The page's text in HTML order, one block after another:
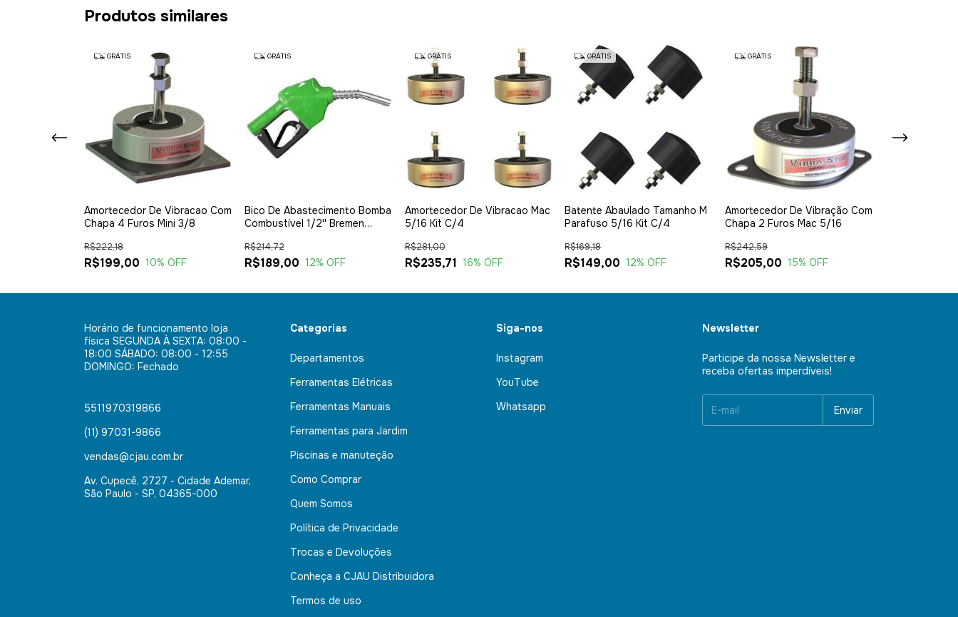
Produtos similares
GRÁTIS
Amortecedor De Vibracao Com
Chapa 4 Furos Mini 3/8
R$199,00
R$222,18
10% OFF
GRÁTIS
Bico De Abastecimento Bomba
Combustível 1/2'' Bremen
R$189,00
R$214,72
12% OFF
GRÁTIS
Amortecedor De Vibracao Mac
5/16 Kit C/4
R$235,71
R$281,00
16% OFF
GRÁTIS
Batente Abaulado Tamanho M
Parafuso 5/16 Kit C/4
R$149,00
R$169,18
12% OFF
GRÁTIS
Amortecedor De Vibração Com
Chapa 2 Furos Mac 5/16
R$205,00
R$242,59
15% OFF
Horário de funcionamento loja
física SEGUNDA À SEXTA: 08:00 -
18:00 SÁBADO: 08:00 - 12:55
DOMINGO: Fechado
5511970319866
(11) 97031-9866
vendas@cjau.com.br
Av. Cupecê, 2727 - Cidade Ademar,
São Paulo - SP, 04365-000
Categorias
Departamentos
Ferramentas Elétricas
Ferramentas Manuais
Ferramentas para Jardim
Piscinas e manuteção
Como Comprar
Quem Somos
Política de Privacidade
Trocas e Devoluções
Conheça a CJAU Distribuidora
Termos de uso
Siga-nos
Instagram
YouTube
Whatsapp
Newsletter
Participe da nossa Newsletter e
receba ofertas imperdíveis!